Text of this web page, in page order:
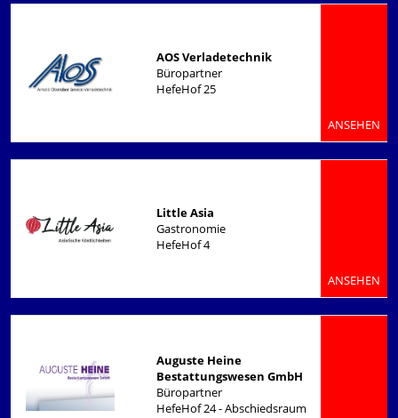
AOS Verladetechnik
Büropartner
HefeHof 25
ANSEHEN
Little Asia
Gastronomie
HefeHof 4
ANSEHEN
Auguste Heine
Bestattungswesen GmbH
Büropartner
HefeHof 24 - Abschiedsraum